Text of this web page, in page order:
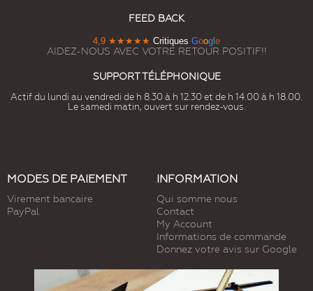
FEED BACK
4,9 ★★★★★ Critiques Goog e
AIDEZ-NOUS AVEC VOTRE RETOUR POSITIF!!
SUPPORT TÉLÉPHONIQUE
Actif du lundi au vendredi de h 8.30 à h 12.30 et de h 14.00 à h 18.00.
Le samedi matin, ouvert sur rendez-vous.
MODES DE PAIEMENT
Virement bancaire
PayPal
INFORMATION
Qui somme nous
Contact
My Account
Informations de commande
Donnez votre avis sur Google